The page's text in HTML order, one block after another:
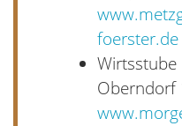
foerster.de
Oberndorf